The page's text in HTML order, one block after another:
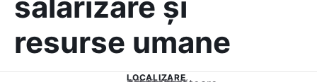
resurse umane
LOCALIZARE